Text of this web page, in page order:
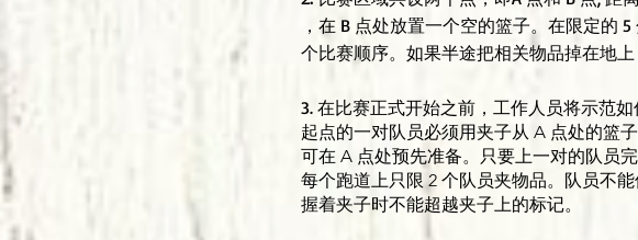
，在 B 点处放置一个空的篮子。在限定的
个比赛顺序。如果半途把相关物品掉在地
3. 在比赛正式开始之前，工作人员将示范
起点的一对队员必须用夹子从 A 点处的篮
可在 A 点处预先准备。只要上一对的队员
每个跑道上只限 2 个队员夹物品。队员不
握着夹子时不能超越夹子上的标记。